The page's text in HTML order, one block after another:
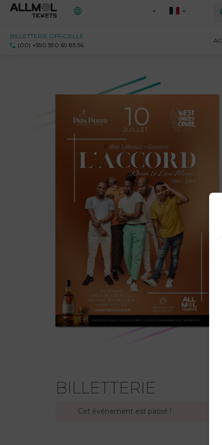
972 - Martinique
Ile-de-France
Saint-Martin
BILLETTERIE OFFICIELLE
(00) +590 590 69 85 56
BILLETTERIE
Cet événement est passé !